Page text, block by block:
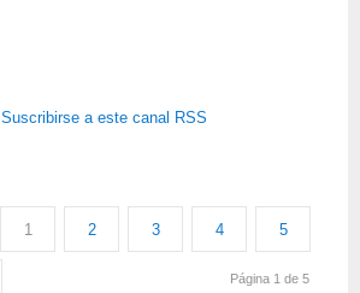
Suscribirse a este canal RSS
1 2 3 4 5
Página 1 de 5